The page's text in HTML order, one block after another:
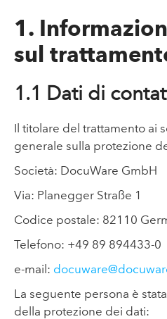
1.
sul
1.1 Dati di
Il titolare del trattamento ai
generale sulla protezione
Società: DocuWare GmbH
Via: Planegger Straße 1
Codice postale: 82110
Telefono: +49 89 894433-0
e-mail:
La seguente persona è
della protezione dei dati: